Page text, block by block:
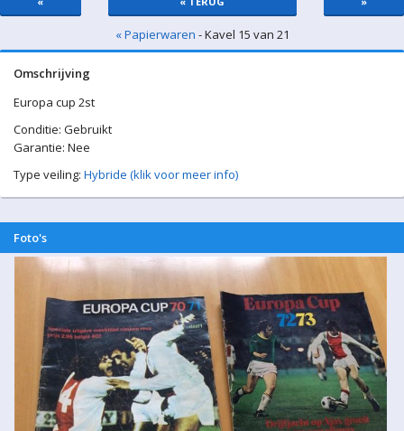
« Papierwaren - Kavel 15 van 21
Omschrijving
Europa cup 2st
Conditie: Gebruikt
Garantie: Nee
Type veiling: Hybride (klik voor meer info)
Foto's